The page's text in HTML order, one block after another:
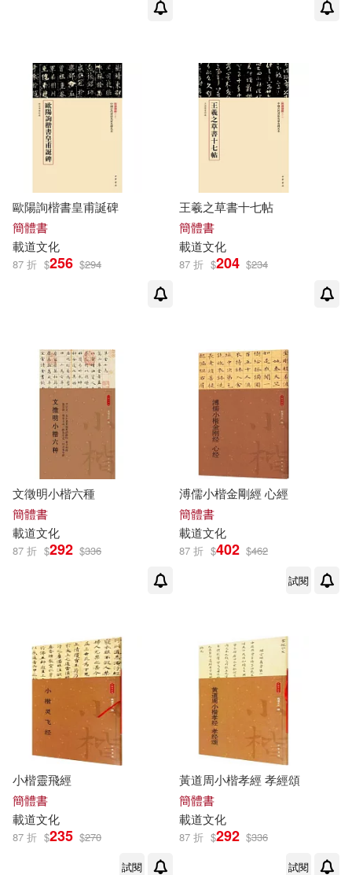
歐陽詢楷書皇甫誕碑
簡體書
載道文化
87 折 $256 $294
王羲之草書十七帖
簡體書
載道文化
87 折 $204 $234
文徵明小楷六種
簡體書
載道文化
87 折 $292 $336
溥儒小楷金剛經 心經
簡體書
載道文化
87 折 $402 $462
試閱
小楷靈飛經
簡體書
載道文化
87 折 $235 $270
試閱
黃道周小楷孝經 孝經頌
簡體書
載道文化
87 折 $292 $336
試閱